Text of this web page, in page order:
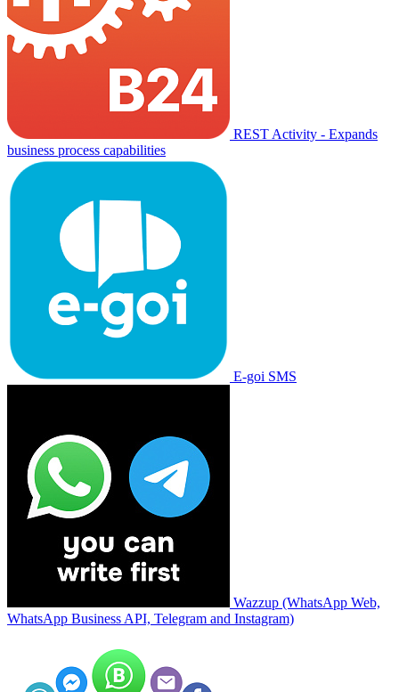
REST Activity - Expands
business process capabilities
E-goi SMS
Wazzup (WhatsApp Web,
WhatsApp Business API, Telegram and Instagram)